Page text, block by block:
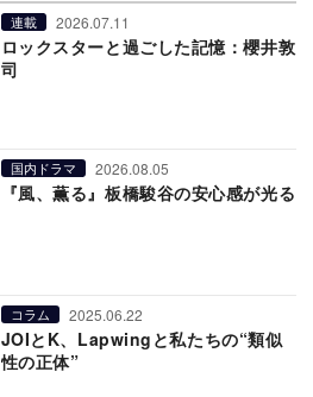
連載 2026.07.11
ロックスターと過ごした記憶：櫻井敦
司
国内ドラマ 2026.08.05
『風、薫る』板橋駿谷の安心感が光る
コラム 2025.06.22
JOIとK、Lapwingと私たちの“類似
性の正体”